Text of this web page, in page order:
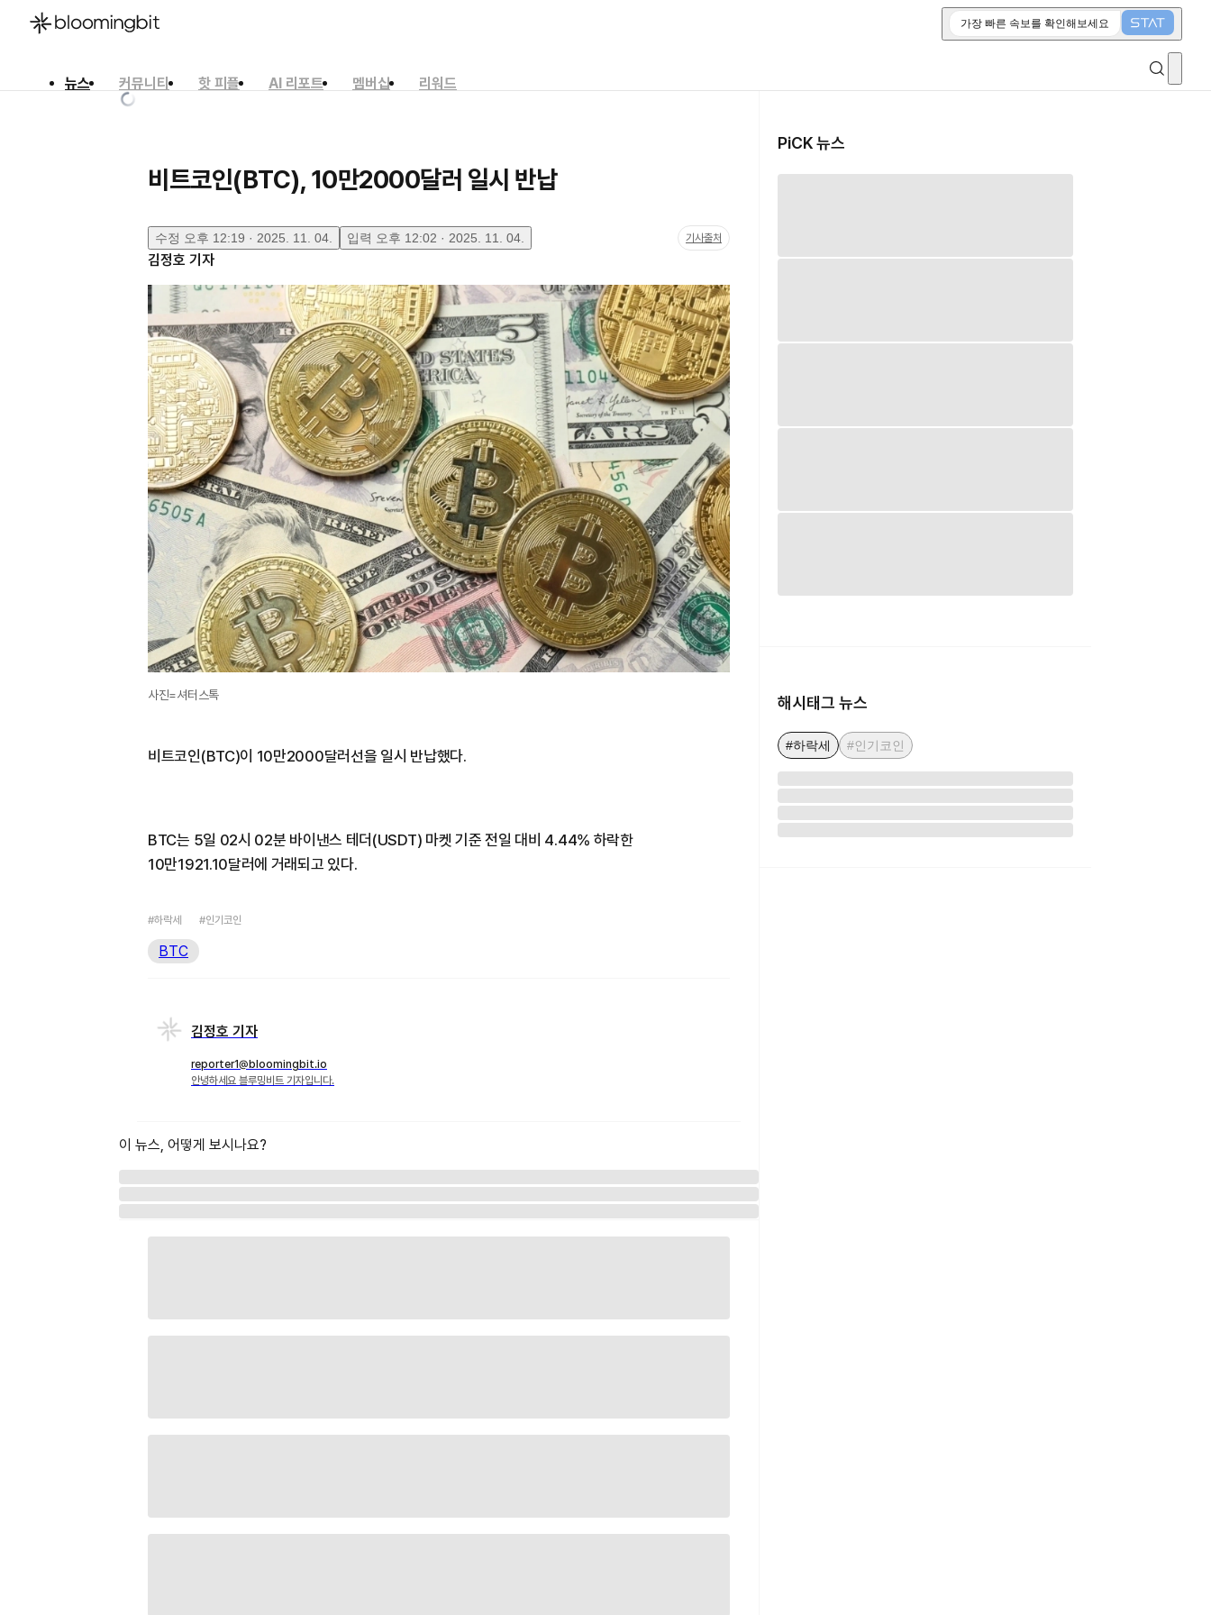
가장 빠른 속보를 확인해보세요
뉴스 커뮤니티 핫 피플 AI 리포트 멤버십
리워드
비트코인(BTC), 10만2000달러 일시 반납
수정 오후 12:19 · 2025. 11. 04. 입력 오후 12:02 · 2025. 11. 04. 기사출처
김정호 기자
사진=셔터스톡
비트코인(BTC)이 10만2000달러선을 일시 반납했다.
BTC는 5일 02시 02분 바이낸스 테더(USDT) 마켓 기준 전일 대비 4.44% 하락한
10만1921.10달러에 거래되고 있다.
#하락세 #인기코인
BTC
김정호 기자
reporter1@bloomingbit.io
안녕하세요 블루밍비트 기자입니다.
이 뉴스, 어떻게 보시나요?
PiCK 뉴스
해시태그 뉴스
#하락세 #인기코인